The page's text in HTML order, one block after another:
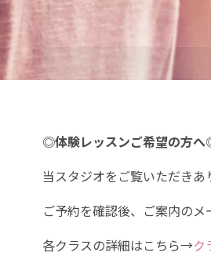
◎体験レッスンご希望の方
当スタジオをご覧いただきあ
ご予約を確認後、ご案内のメ
各クラスの詳細はこちら→ク